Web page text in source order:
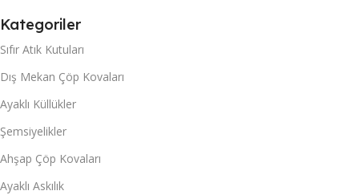
Kategoriler
Sıfır Atık Kutuları
Dış Mekan Çöp Kovaları
Ayaklı Küllükler
Şemsiyelikler
Ahşap Çöp Kovaları
Ayaklı Askılık